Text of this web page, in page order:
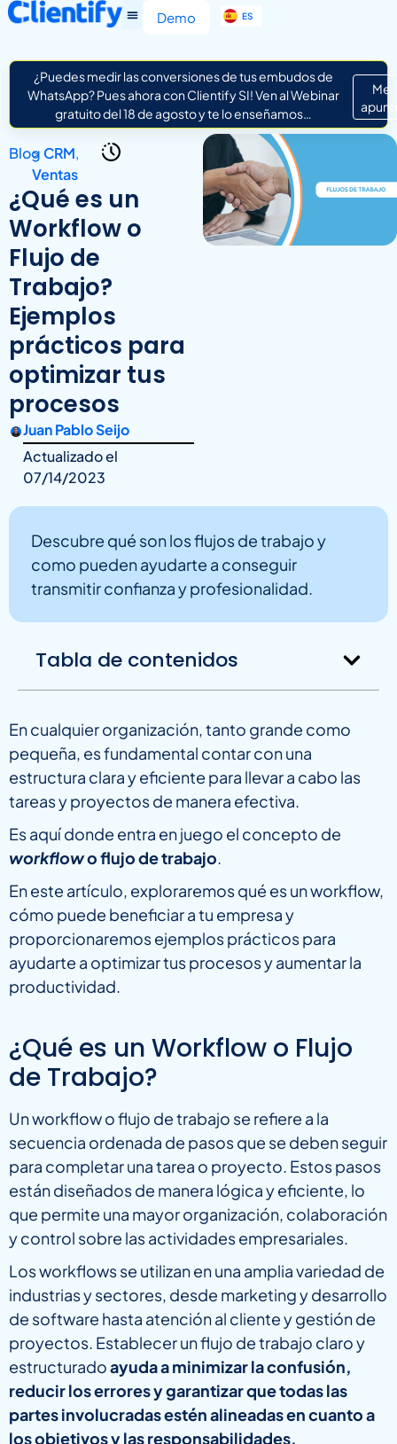
Demo ES
IT
¿Puedes medir las conversiones de tus embudos de
WhatsApp? Pues ahora con Clientify SI! Ven al Webinar
gratuito del 18 de agosto y te lo enseñamos…
Me
Blog
> CRM,
Ventas
¿Qué es un
Workflow o
Flujo de
Trabajo?
Ejemplos
prácticos para
optimizar tus
procesos
Juan Pablo Seijo
Actualizado el
07/14/2023
Descubre qué son los flujos de trabajo y
como pueden ayudarte a conseguir
transmitir confianza y profesionalidad.
Tabla de contenidos
En cualquier organización, tanto grande como
pequeña, es fundamental contar con una
estructura clara y eficiente para llevar a cabo las
tareas y proyectos de manera efectiva.
Es aquí donde entra en juego el concepto de
workflowo flujo de trabajo.
En este artículo, exploraremos qué es un workflow,
cómo puede beneficiar a tu empresa y
proporcionaremos ejemplos prácticos para
ayudarte a optimizar tus procesos y aumentar la
productividad.
¿Qué es un Workflow o Flujo
de Trabajo?
Un workflow o flujo de trabajo se refiere a la
secuencia ordenada de pasos que se deben seguir
para completar una tarea o proyecto. Estos pasos
están diseñados de manera lógica y eficiente, lo
que permite una mayor organización, colaboración
y control sobre las actividades empresariales.
Los workflows se utilizan en una amplia variedad de
industrias y sectores, desde marketing y desarrollo
de software hasta atención al cliente y gestión de
proyectos. Establecer un flujo de trabajo claro y
estructuradoayuda a minimizar la confusión,
reducir los errores y garantizar que todas las
partes involucradas estén alineadas en cuanto a
los objetivos y las responsabilidades.